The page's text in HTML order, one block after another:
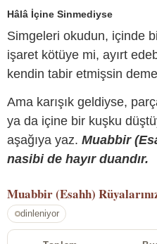
Hâlâ İçine Sinmediyse
Simgeleri okudun, içinde
işaret kötüye mi, ayırt
kendin tabir etmişsin
Ama karışık geldiyse,
ya da içine bir kuşku
aşağıya yaz. Muabbir
nasibi de hayır duandır.
Muabbir (Esahh)
dinleniyor